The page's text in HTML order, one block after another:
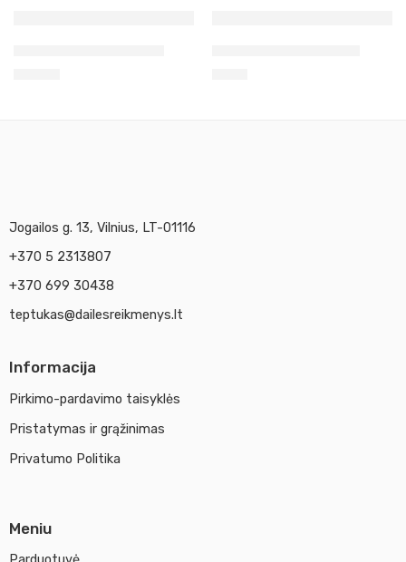
Jogailos g. 13, Vilnius, LT-01116
+370 5 2313807
+370 699 30438
teptukas@dailesreikmenys.lt
Informacija
Pirkimo-pardavimo taisyklės
Pristatymas ir grąžinimas
Privatumo Politika
Meniu